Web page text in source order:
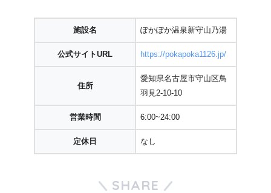
施設名 ぽかぽか温泉新守山乃湯
公式サイトURL https://pokapoka1126.jp/
住所
愛知県名古屋市守山区鳥
羽見2-10-10
営業時間 6:00~24:00
定休日 なし
SHARE